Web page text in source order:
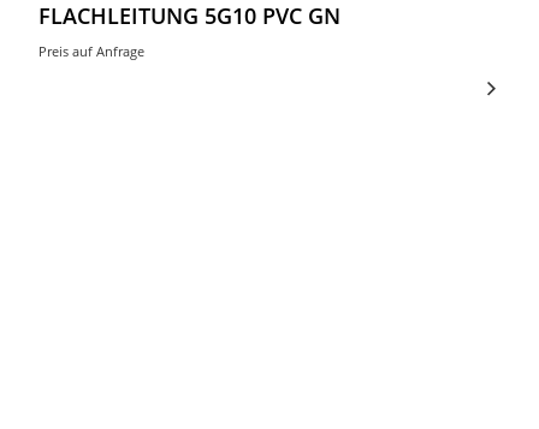
FLACHLEITUNG 5G10 PVC GN
Preis auf Anfrage